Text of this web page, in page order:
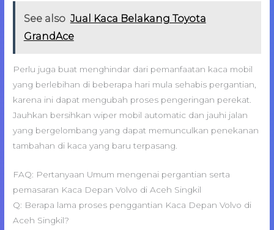
See also Jual Kaca Belakang Toyota
GrandAce
Perlu juga buat menghindar dari pemanfaatan kaca mobil
yang berlebihan di beberapa hari mula sehabis pergantian,
karena ini dapat mengubah proses pengeringan perekat.
Jauhkan bersihkan wiper mobil automatic dan jauhi jalan
yang bergelombang yang dapat memunculkan penekanan
tambahan di kaca yang baru terpasang.
FAQ: Pertanyaan Umum mengenai pergantian serta
pemasaran Kaca Depan Volvo di Aceh Singkil
Q: Berapa lama proses penggantian Kaca Depan Volvo di
Aceh Singkil?